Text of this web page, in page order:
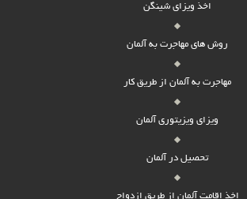
اخذ ویزای شینگن
روش های مهاجرت به آلمان
مهاجرت به آلمان از طریق کار
ویزای ویزیتوری آلمان
تحصیل در آلمان
اخذ اقامت آلمان از طریق ازدواج